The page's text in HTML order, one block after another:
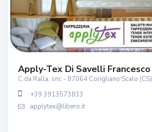
Apply-Tex Di Savelli Francesco
C.da Ralla, snc - 87064 Corigliano Scalo (CS)
+39 3913573833
applytex@libero.it